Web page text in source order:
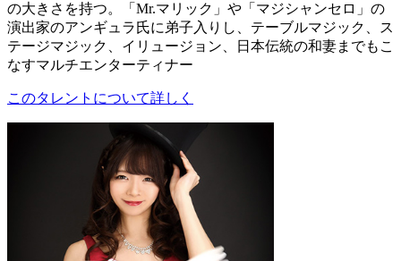
の大きさを持つ。「Mr.マリック」や「マジシャンセロ」の
演出家のアンギュラ氏に弟子入りし、テーブルマジック、ス
テージマジック、イリュージョン、日本伝統の和妻までもこ
なすマルチエンターティナー
このタレントについて詳しく